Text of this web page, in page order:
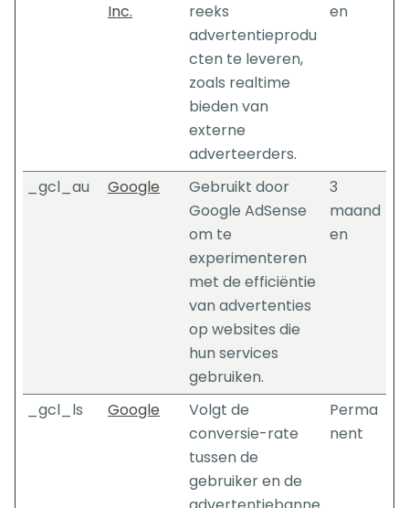
Inc.
reeks
advertentieprodu
cten te leveren,
zoals realtime
bieden van
externe
adverteerders.
en
_gcl_au Google
Gebruikt door
Google AdSense
om te
experimenteren
met de efficiëntie
van advertenties
op websites die
hun services
gebruiken.
3
maand
en
_gcl_ls Google
Volgt de
conversie-rate
tussen de
gebruiker en de
Perma
nent